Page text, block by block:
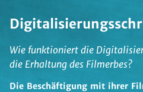
Wie funktioniert die
die Erhaltung des Filmerbes?
Die Beschäftigung mit ihrer